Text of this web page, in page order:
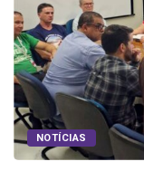
NOTÍCIAS